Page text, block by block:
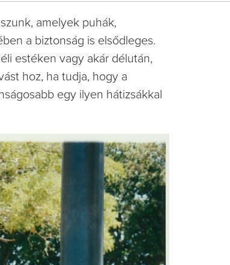
amelyek puhák,
a biztonság is elsődleges.
estéken vagy akár délután,
hoz, ha tudja, hogy a
egy ilyen hátizsákkal